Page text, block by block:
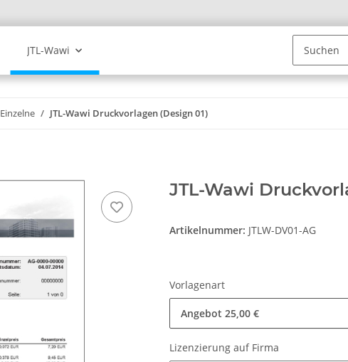
JTL-Wawi
Einzelne JTL-Wawi Druckvorlagen (Design 01)
JTL-Wawi
Artikelnummer: JTLW-DV01-AG
Vorlagenart
Angebot 25,00 €
Lizenzierung auf Firma